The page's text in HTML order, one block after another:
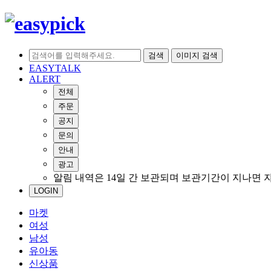
검색 이미지 검색
EASYTALK
ALERT
전체
주문
공지
문의
안내
광고
알림 내역은 14일 간 보관되며 보관기간이 지나면
LOGIN
마켓
여성
남성
유아동
신상품